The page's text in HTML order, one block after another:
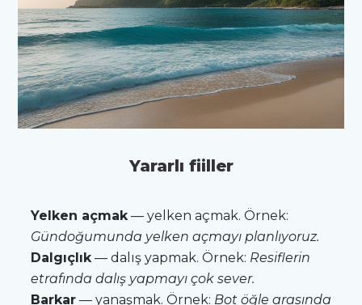
Yararlı fiiller
Yelken açmak— yelken açmak. Örnek:
Gündoğumunda yelken açmayı planlıyoruz.
Dalgıçlık— dalış yapmak. Örnek: Resiflerin
etrafında dalış yapmayı çok sever.
Barkar — yanaşmak. Örnek: Bot öğle arasında